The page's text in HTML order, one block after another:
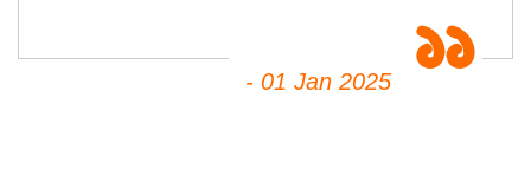
- 01 Jan 2025